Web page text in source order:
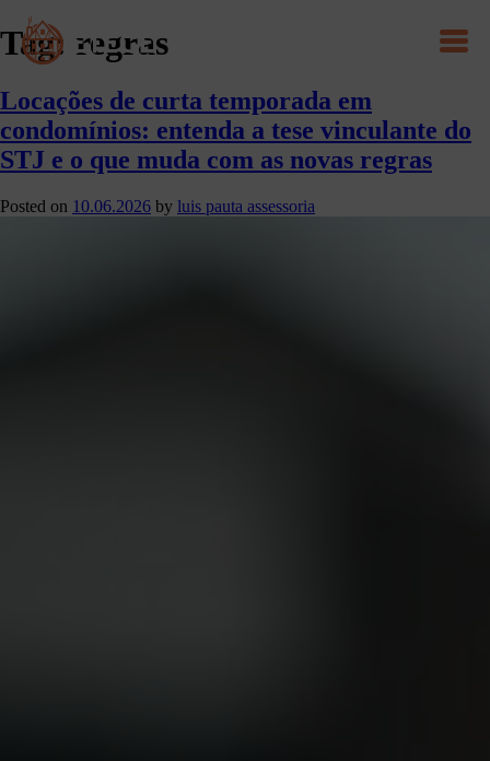
Tag: regras
Locações de curta temporada em
condomínios: entenda a tese vinculante do
STJ e o que muda com as novas regras
Posted on 10.06.2026 by luis pauta assessoria